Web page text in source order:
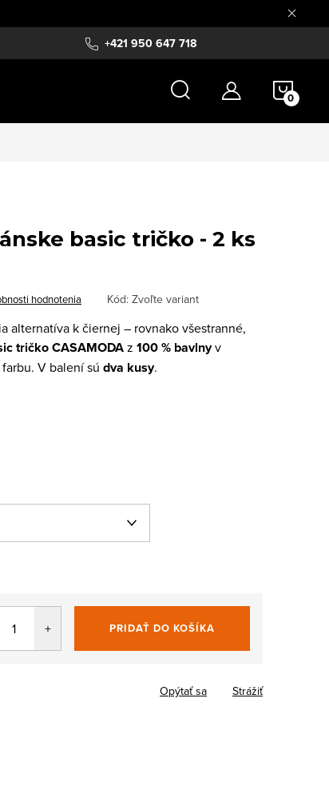
+421 950 647 718
basic tričko - 2 ks
hodnotenia Kód: Zvoľte variant
alternatíva k čiernej – rovnako všestranné,
tričko CASAMODAz 100 % bavlnyv
V balení sú dva kusy.
PRIDAŤ DO KOŠÍKA
Opýtať sa Strážiť